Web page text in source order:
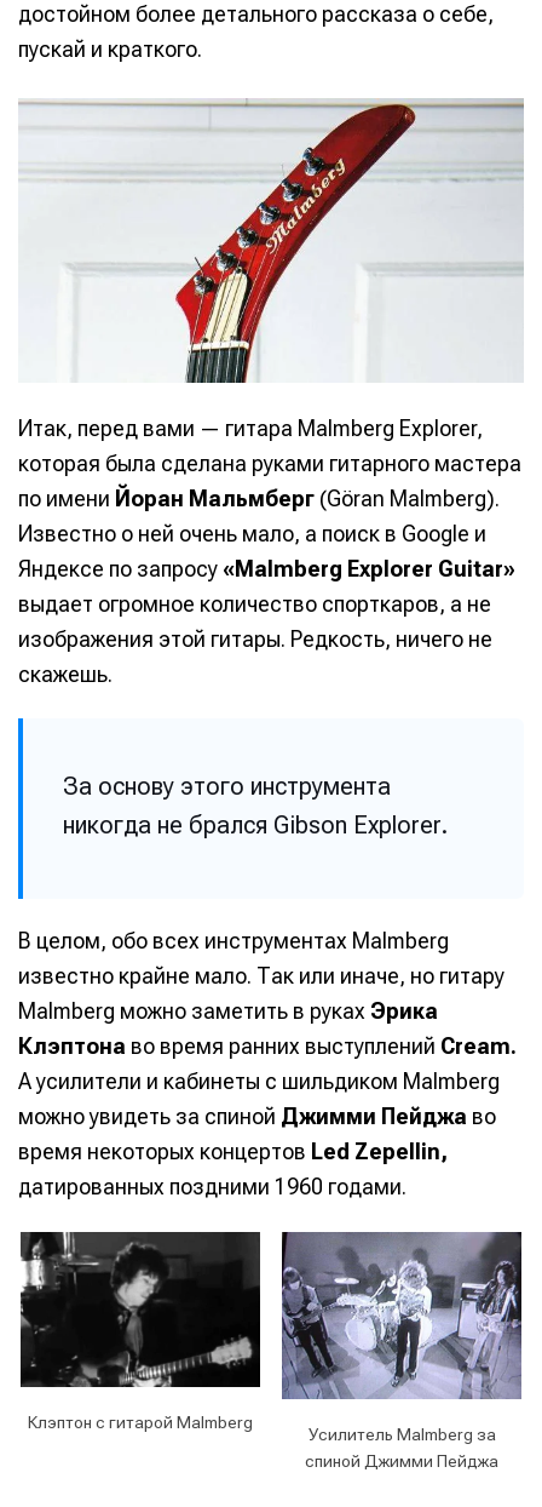
достойном более детального рассказа о себе,
пускай и краткого.
Итак, перед вами — гитара Malmberg Explorer,
которая была сделана руками гитарного мастера
по имени Йоран Мальмберг (Göran Malmberg).
Известно о ней очень мало, а поиск в Google и
Яндексе по запросу «Malmberg Explorer Guitar»
выдает огромное количество спорткаров, а не
изображения этой гитары. Редкость, ничего не
скажешь.
За основу этого инструмента
никогда не брался Gibson Explorer.
В целом, обо всех инструментах Malmberg
известно крайне мало. Так или иначе, но гитару
Malmberg можно заметить в руках Эрика
Клэптона во время ранних выступлений Cream.
А усилители и кабинеты с шильдиком Malmberg
можно увидеть за спиной Джимми Пейджа во
время некоторых концертов Led Zepellin,
датированных поздними 1960 годами.
Клэптон с гитарой Malmberg
Усилитель Malmberg за
спиной Джимми Пейджа